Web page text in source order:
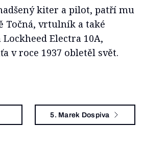
kiter a pilot, patří mu
Točná, vrtulník a také
Electra 10A,
v roce 1937 obletěl svět.
5. Marek Dospiva